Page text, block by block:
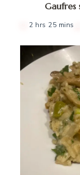
Gaufres
2 hrs 25 mins